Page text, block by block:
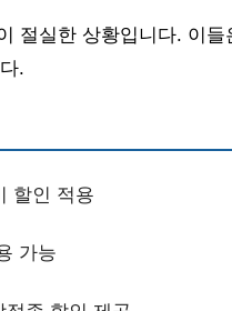
절실한 상황입니다. 이
.
할인 적용
가능